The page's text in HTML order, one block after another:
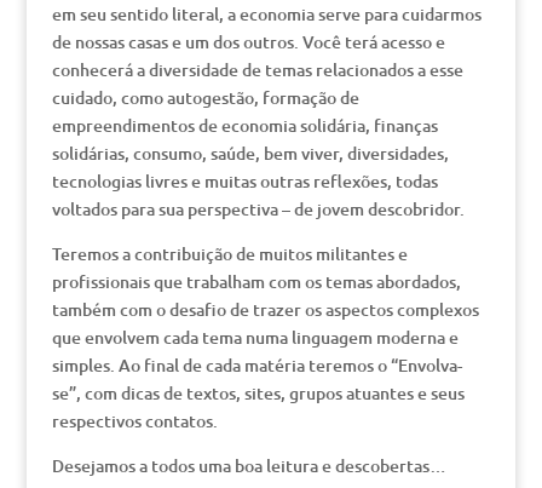
em seu sentido literal, a economia serve para cuidarmos
de nossas casas e um dos outros. Você terá acesso e
conhecerá a diversidade de temas relacionados a esse
cuidado, como autogestão, formação de
empreendimentos de economia solidária, finanças
solidárias, consumo, saúde, bem viver, diversidades,
tecnologias livres e muitas outras reflexões, todas
voltados para sua perspectiva – de jovem descobridor.
Teremos a contribuição de muitos militantes e
profissionais que trabalham com os temas abordados,
também com o desafio de trazer os aspectos complexos
que envolvem cada tema numa linguagem moderna e
simples. Ao final de cada matéria teremos o “Envolva-
se”, com dicas de textos, sites, grupos atuantes e seus
respectivos contatos.
Desejamos a todos uma boa leitura e descobertas…